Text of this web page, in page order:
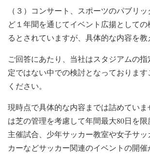
（３）コンサート、スポーツのパブリ
ど１年聞を通じてイベント広揚として
るとされていますが、具体的な内容を教
ご回答にあたり、当社はスタジアムの
定ではない中での検討となっております
ください。
現時点で具体的な内容までは詰めてい
は芝の管理を考慮して年間最大80日を
主催試合、少年サッカー教室や女子サ
カーなどサッカー関連のイベントの開